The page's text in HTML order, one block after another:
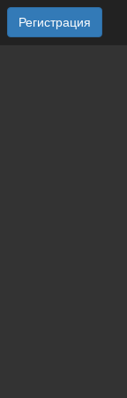
Регистрация